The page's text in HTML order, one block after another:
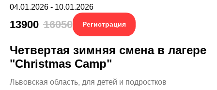
04.01.2026 - 10.01.2026
13900 16050 Регистрация
Четвертая зимняя смена в лагере
"Christmas Camp"
Львовская область, для детей и подростков